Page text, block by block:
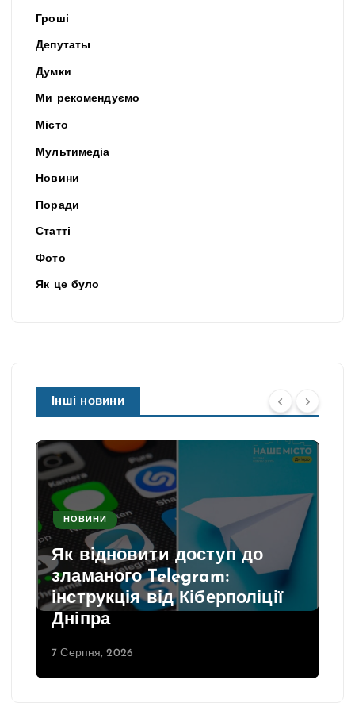
Гроші
Депутаты
Думки
Ми рекомендуємо
Місто
Мультимедіа
Новини
Поради
Статті
Фото
Як це було
Інші новини
НОВИНИ
Як відновити доступ до
зламаного Telegram:
інструкція від Кіберполіції
Дніпра
7 Серпня, 2026